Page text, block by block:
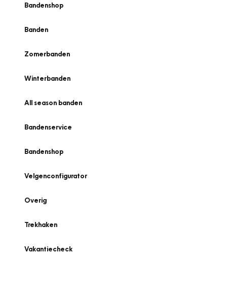
Bandenshop
Banden
Zomerbanden
Winterbanden
All season banden
Bandenservice
Bandenshop
Velgenconfigurator
Overig
Trekhaken
Vakantiecheck